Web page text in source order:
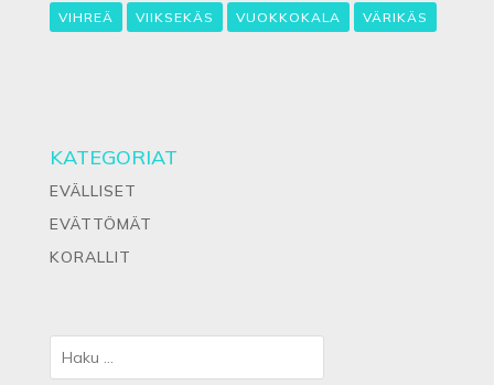
VIHREÄ VIIKSEKÄS VUOKKOKALA VÄRIKÄS
KATEGORIAT
EVÄLLISET
EVÄTTÖMÄT
KORALLIT